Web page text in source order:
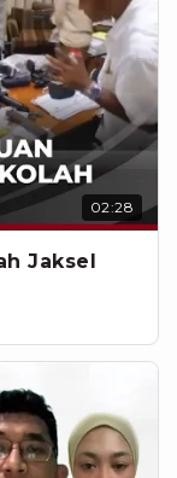
02:28
Jaksel